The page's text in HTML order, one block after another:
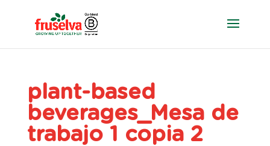
plant-based
beverages_Mesa de
trabajo 1 copia 2